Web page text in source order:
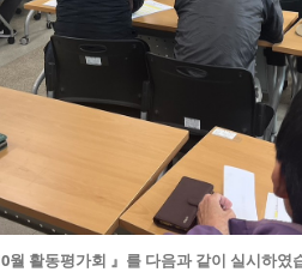
월 활동평가회 』를 다음과 같이 실시하였